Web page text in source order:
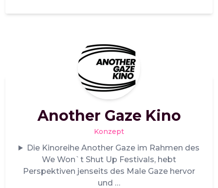
Another Gaze Kino
Konzept
Die Kinoreihe Another Gaze im Rahmen des
We Won`t Shut Up Festivals, hebt
Perspektiven jenseits des Male Gaze hervor
und